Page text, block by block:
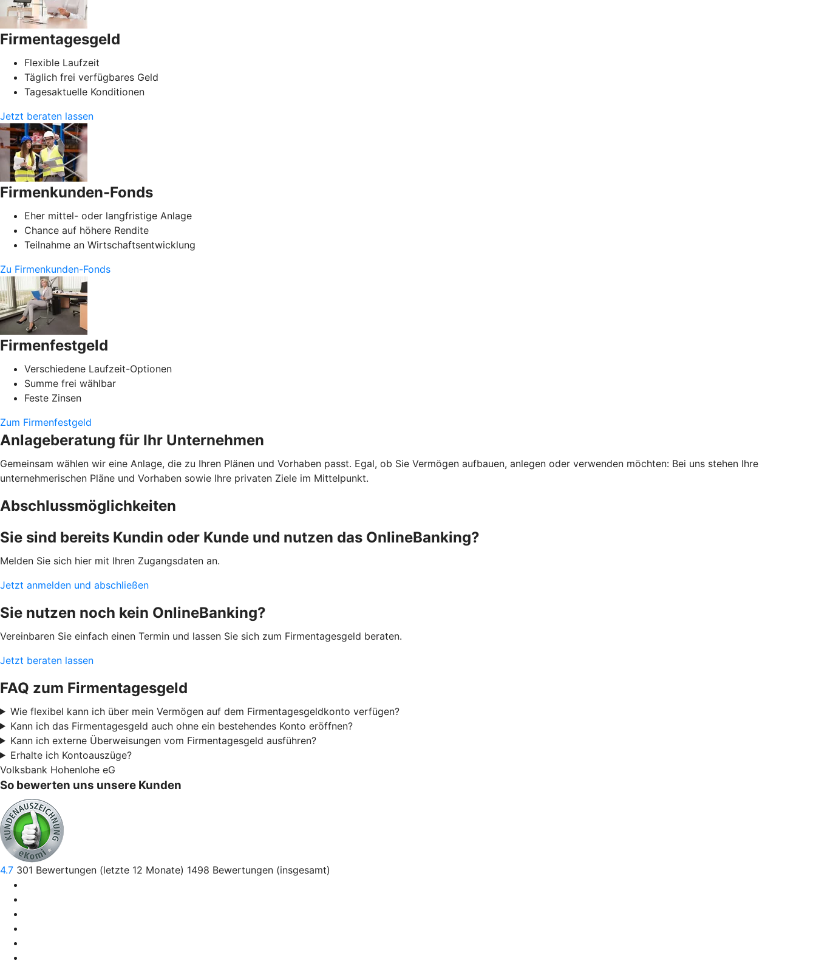
Firmentagesgeld
Flexible Laufzeit
Täglich frei verfügbares Geld
Tagesaktuelle Konditionen
Jetzt beraten lassen
Firmenkunden-Fonds
Eher mittel- oder langfristige Anlage
Chance auf höhere Rendite
Teilnahme an Wirtschaftsentwicklung
Zu Firmenkunden-Fonds
Firmenfestgeld
Verschiedene Laufzeit-Optionen
Summe frei wählbar
Feste Zinsen
Zum Firmenfestgeld
Anlageberatung für Ihr Unternehmen
Gemeinsam wählen wir eine Anlage, die zu Ihren Plänen und Vorhaben passt. Egal, ob Sie Vermögen aufbauen, anlegen oder verwenden möchten: Bei uns stehen Ihre
unternehmerischen Pläne und Vorhaben sowie Ihre privaten Ziele im Mittelpunkt.
Abschlussmöglichkeiten
Sie sind bereits Kundin oder Kunde und nutzen das OnlineBanking?
Melden Sie sich hier mit Ihren Zugangsdaten an.
Jetzt anmelden und abschließen
Sie nutzen noch kein OnlineBanking?
Vereinbaren Sie einfach einen Termin und lassen Sie sich zum Firmentagesgeld beraten.
Jetzt beraten lassen
FAQ zum Firmentagesgeld
Wie flexibel kann ich über mein Vermögen auf dem Firmentagesgeldkonto verfügen?
Kann ich das Firmentagesgeld auch ohne ein bestehendes Konto eröffnen?
Kann ich externe Überweisungen vom Firmentagesgeld ausführen?
Erhalte ich Kontoauszüge?
Volksbank Hohenlohe eG
So bewerten uns unsere Kunden
4.7 301 Bewertungen (letzte 12 Monate) 1498 Bewertungen (insgesamt)